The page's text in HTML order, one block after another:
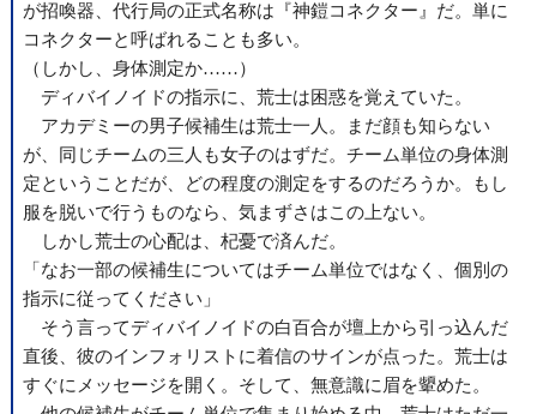
が招喚器、代行局の正式名称は『神鎧コネクター』だ。単に
コネクターと呼ばれることも多い。
（しかし、身体測定か……）
ディバイノイドの指示に、荒士は困惑を覚えていた。
アカデミーの男子候補生は荒士一人。まだ顔も知らない
が、同じチームの三人も女子のはずだ。チーム単位の身体測
定ということだが、どの程度の測定をするのだろうか。もし
服を脱いで行うものなら、気まずさはこの上ない。
しかし荒士の心配は、杞憂で済んだ。
「なお一部の候補生についてはチーム単位ではなく、個別の
指示に従ってください」
そう言ってディバイノイドの白百合が壇上から引っ込んだ
直後、彼のインフォリストに着信のサインが点った。荒士は
すぐにメッセージを開く。そして、無意識に眉を顰めた。